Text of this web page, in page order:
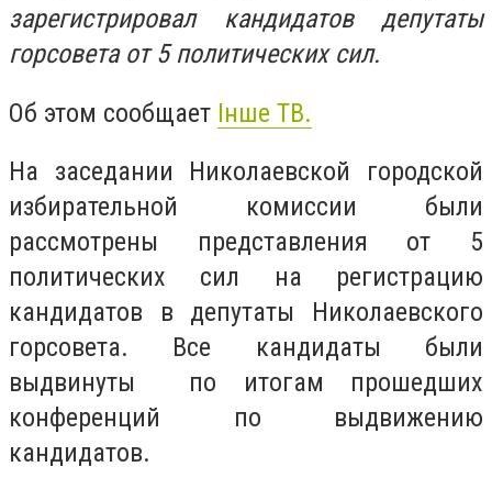
зарегистрировал кандидатов депутаты
горсовета от 5 политических сил.
Об этом сообщает Iнше ТВ.
На заседании Николаевской городской
избирательной комиссии были
рассмотрены представления от 5
политических сил на регистрацию
кандидатов в депутаты Николаевского
горсовета. Все кандидаты были
выдвинуты по итогам прошедших
конференций по выдвижению
кандидатов.